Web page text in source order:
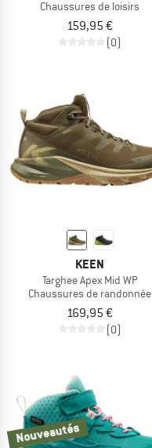
Chaussures de loisirs
159,95 €
(0)
KEEN
Targhee Apex Mid WP
Chaussures de randonnée
169,95 €
(0)
Nouveautés